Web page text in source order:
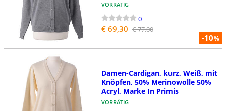
-10%
VORRÄTIG
0
€ 69,30 € 77,00
Damen-Cardigan, kurz, Weiß, mit
Knöpfen, 50% Merinowolle 50%
Acryl, Marke In Primis
VORRÄTIG